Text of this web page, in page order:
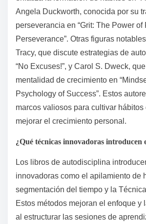
la autodisciplina.
¿Qué autores son reconocidos por sus
sobre la autodisciplina?
Tracy, que discute estrategias de